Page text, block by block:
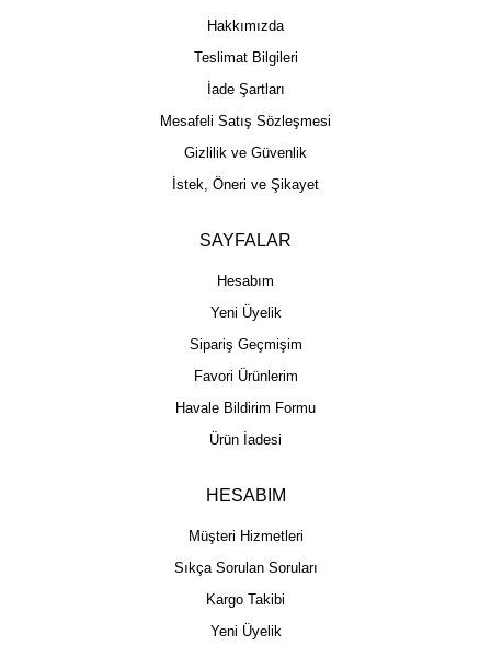
Hakkımızda
Teslimat Bilgileri
İade Şartları
Mesafeli Satış Sözleşmesi
Gizlilik ve Güvenlik
İstek, Öneri ve Şikayet
SAYFALAR
Hesabım
Yeni Üyelik
Sipariş Geçmişim
Favori Ürünlerim
Havale Bildirim Formu
Ürün İadesi
HESABIM
Müşteri Hizmetleri
Sıkça Sorulan Soruları
Kargo Takibi
Yeni Üyelik